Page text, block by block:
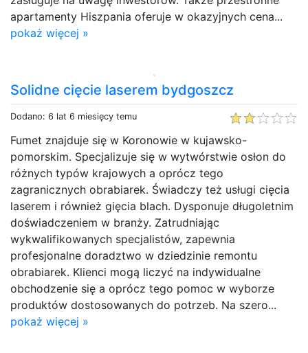
apartamenty Hiszpania oferuje w okazyjnych cena...
pokaż więcej »
Solidne cięcie laserem bydgoszcz
Dodano: 6 lat 6 miesięcy temu
Fumet znajduje się w Koronowie w kujawsko-
pomorskim. Specjalizuje się w wytwórstwie osłon do
różnych typów krajowych a oprócz tego
zagranicznych obrabiarek. Świadczy też usługi cięcia
laserem i również gięcia blach. Dysponuje długoletnim
doświadczeniem w branży. Zatrudniając
wykwalifikowanych specjalistów, zapewnia
profesjonalne doradztwo w dziedzinie remontu
obrabiarek. Klienci mogą liczyć na indywidualne
obchodzenie się a oprócz tego pomoc w wyborze
produktów dostosowanych do potrzeb. Na szero...
pokaż więcej »